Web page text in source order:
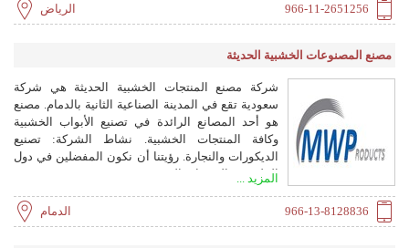
966-11-2651256 الرياض
مصنع المصنوعات الخشبية الحديثة
شركة مصنع المنتجات الخشبية الحديثة هي شركة
سعودية تقع في المدينة الصناعية الثانية بالدمام. مصنع
هو أحد المصانع الرائدة في تصنيع الأبواب الخشبية
وكافة المنتجات الخشبية. نشاط الشركة: تصنيع
الديكورات والنجارة. رؤيتنا أن نكون المفضلين في دول
الخليج في المنتجات الخشبية.
المزيد ...
966-13-8128836 الدمام